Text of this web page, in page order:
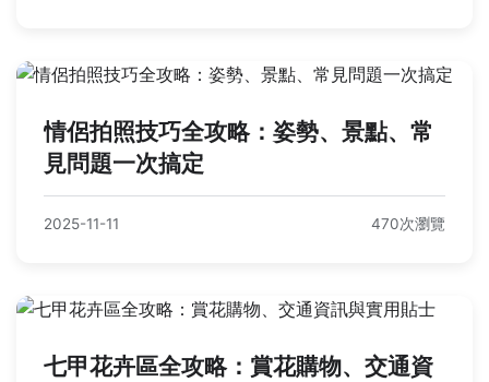
情侶拍照技巧全攻略：姿勢、景點、常
見問題一次搞定
2025-11-11 470次瀏覽
七甲花卉區全攻略：賞花購物、交通資